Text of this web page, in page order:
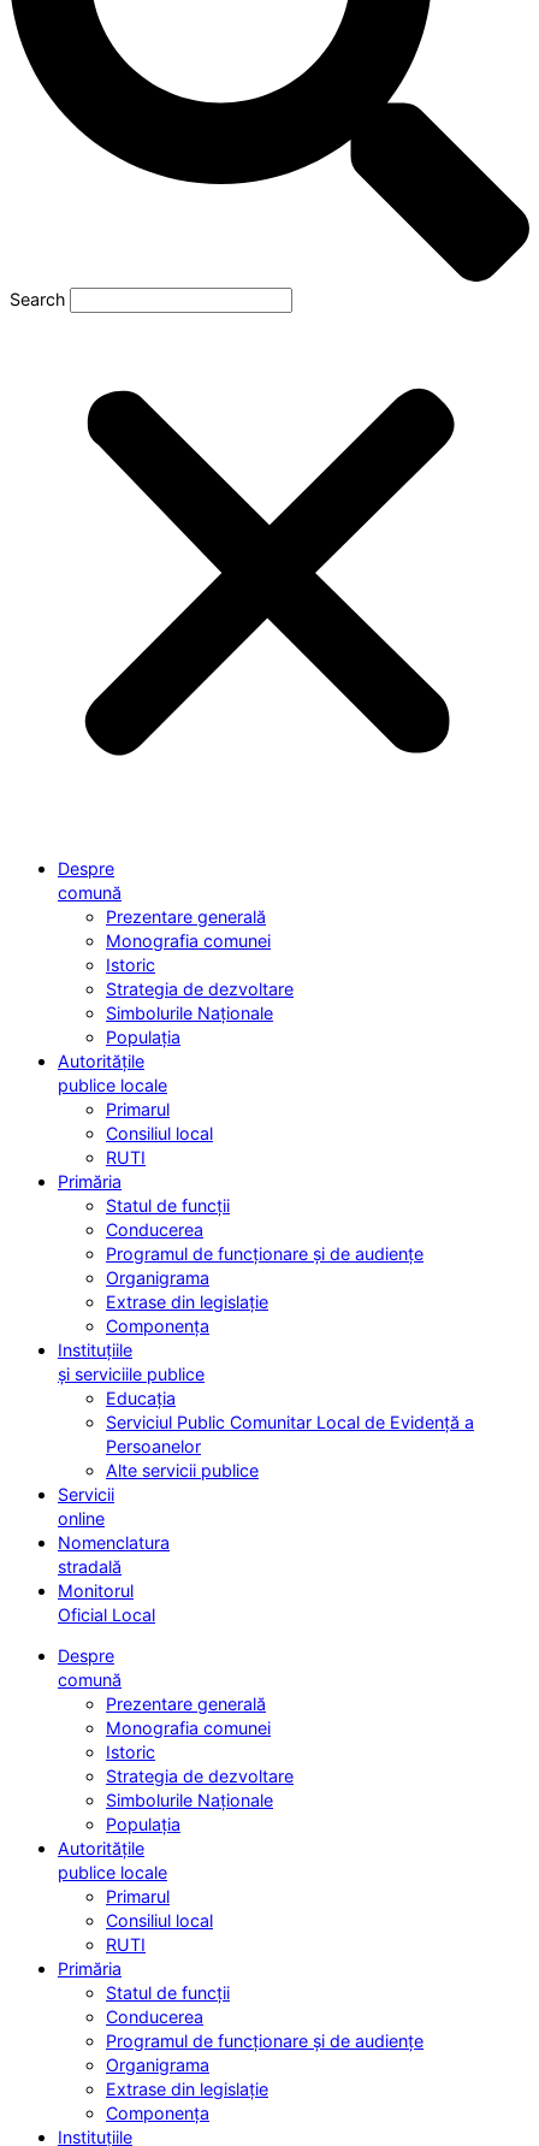
Search
Despre
comună
Prezentare generală
Monografia comunei
Istoric
Strategia de dezvoltare
Simbolurile Naționale
Populația
Autoritățile
publice locale
Primarul
Consiliul local
RUTI
Primăria
Statul de funcții
Conducerea
Programul de funcționare și de audiențe
Organigrama
Extrase din legislație
Componența
Instituțiile
și serviciile publice
Educația
Serviciul Public Comunitar Local de Evidență a
Persoanelor
Alte servicii publice
Servicii
online
Nomenclatura
stradală
Monitorul
Oficial Local
Despre
comună
Prezentare generală
Monografia comunei
Istoric
Strategia de dezvoltare
Simbolurile Naționale
Populația
Autoritățile
publice locale
Primarul
Consiliul local
RUTI
Primăria
Statul de funcții
Conducerea
Programul de funcționare și de audiențe
Organigrama
Extrase din legislație
Componența
Instituțiile